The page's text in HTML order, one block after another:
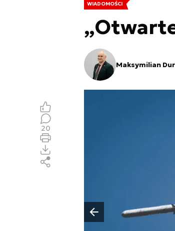
WIADOMOŚCI
Maksymilian
Poprzedni slajd
20